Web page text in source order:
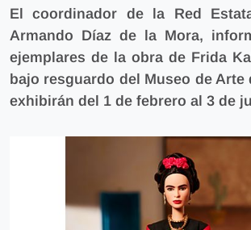
El coordinador de la Red
Armando Díaz de la Mora,
ejemplares de la obra de Frida
bajo resguardo del Museo de Arte
exhibirán del 1 de febrero al 3 de